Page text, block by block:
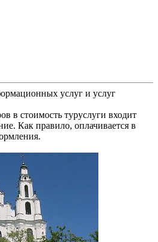
услуг и услуг
в стоимость туруслуги входит
Как правило, оплачивается в